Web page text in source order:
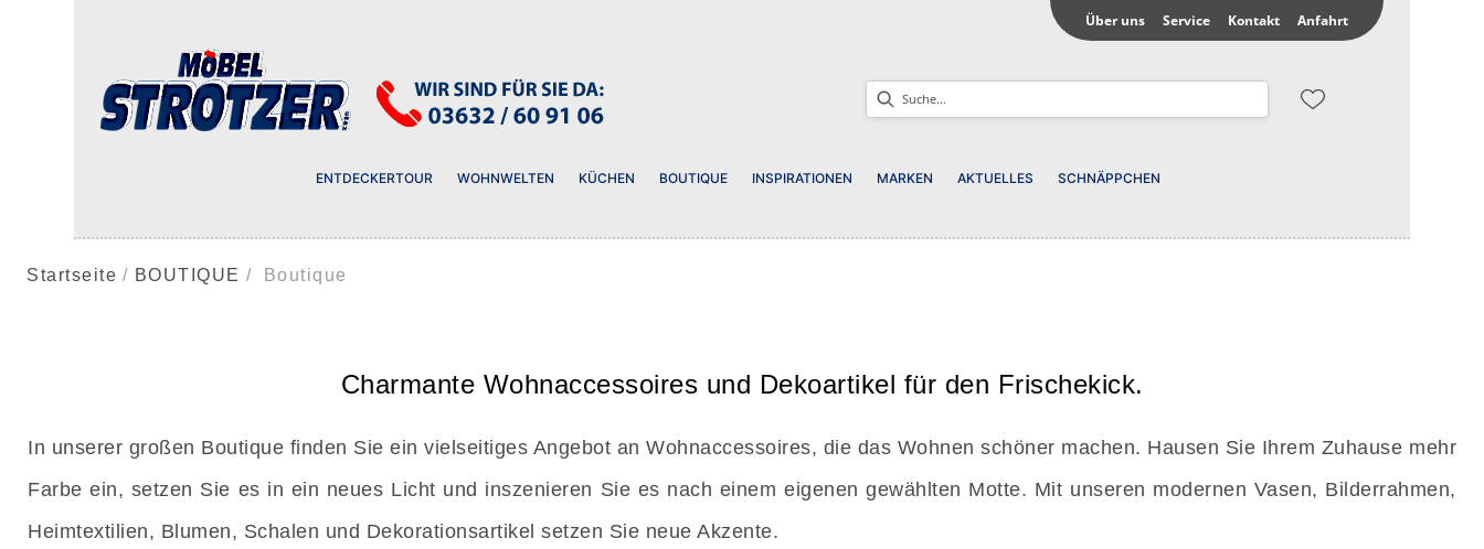
Über uns Service Kontakt Anfahrt
ENTDECKERTOUR WOHNWELTEN KÜCHEN BOUTIQUE INSPIRATIONEN MARKEN AKTUELLES SCHNÄPPCHEN
Startseite BOUTIQUE Boutique
Charmante Wohnaccessoires und Dekoartikel für den Frischekick.
In unserer großen Boutique finden Sie ein vielseitiges Angebot an Wohnaccessoires, die das Wohnen schöner machen. Hausen Sie Ihrem Zuhause mehr
Farbe ein, setzen Sie es in ein neues Licht und inszenieren Sie es nach einem eigenen gewählten Motte. Mit unseren modernen Vasen, Bilderrahmen,
Heimtextilien, Blumen, Schalen und Dekorationsartikel setzen Sie neue Akzente.